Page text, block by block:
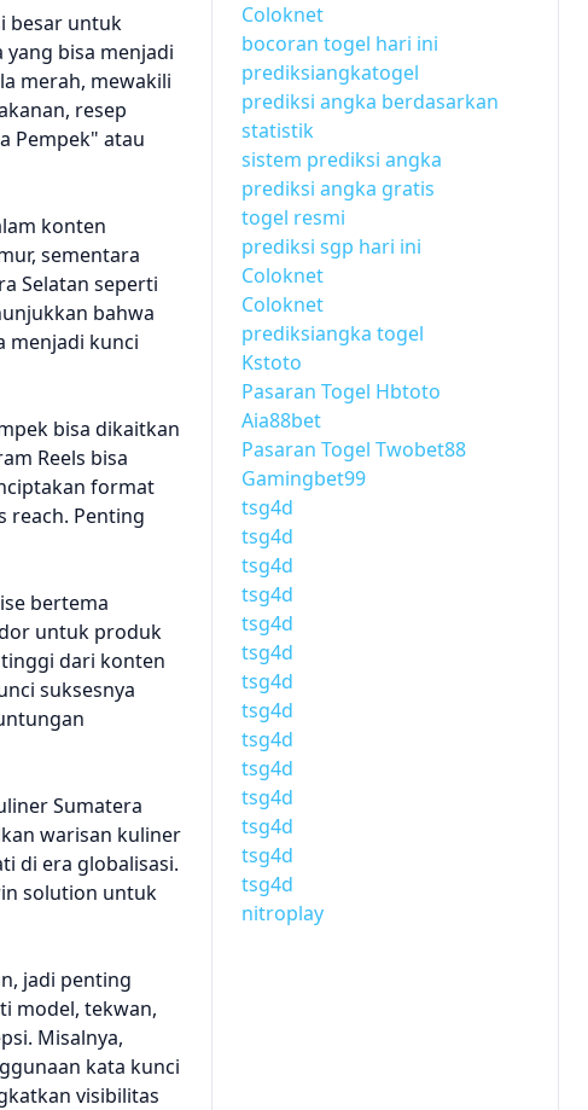
besar untuk
bisa menjadi
merah, mewakili
resep
Pempek" atau
konten
sementara
Selatan seperti
bahwa
menjadi kunci
bisa dikaitkan
Reels bisa
format
reach. Penting
bertema
untuk produk
dari konten
suksesnya
Sumatera
warisan kuliner
di era globalisasi.
solution untuk
jadi penting
model, tekwan,
Misalnya,
kata kunci
visibilitas
Coloknet
bocoran togel hari ini
prediksiangkatogel
prediksi angka berdasarkan
statistik
sistem prediksi angka
prediksi angka gratis
togel resmi
prediksi sgp hari ini
Coloknet
Coloknet
prediksiangka togel
Kstoto
Pasaran Togel Hbtoto
Aia88bet
Pasaran Togel Twobet88
Gamingbet99
tsg4d
tsg4d
tsg4d
tsg4d
tsg4d
tsg4d
tsg4d
tsg4d
tsg4d
tsg4d
tsg4d
tsg4d
tsg4d
tsg4d
nitroplay